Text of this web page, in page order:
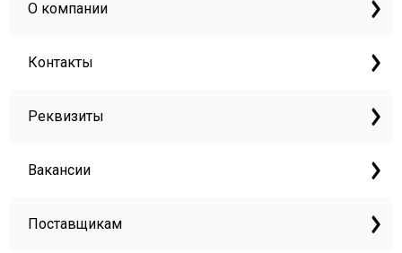
О компании
Контакты
Реквизиты
Вакансии
Поставщикам